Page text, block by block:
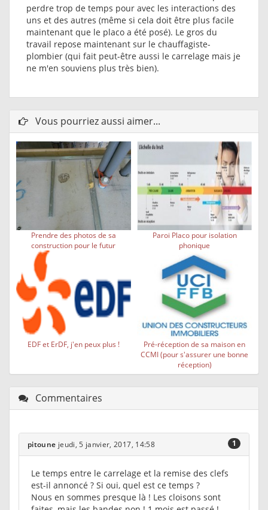
perdre trop de temps pour avec les interactions des
uns et des autres (même si cela doit être plus facile
maintenant que le placo a été posé). Le gros du
travail repose maintenant sur le chauffagiste-
plombier (qui fait peut-être aussi le carrelage mais je
ne m'en souviens plus très bien).
Vous pourriez aussi aimer...
Prendre des photos de sa
construction pour le futur
Paroi Placo pour isolation
phonique
EDF et ErDF, j'en peux plus !
Pré-réception de sa maison en
CCMI (pour s'assurer une bonne
réception)
Commentaires
pitoune jeudi, 5 janvier, 2017, 14:58 1
Le temps entre le carrelage et la remise des clefs
est-il annoncé ? Si oui, quel est ce temps ?
Nous en sommes presque là ! Les cloisons sont